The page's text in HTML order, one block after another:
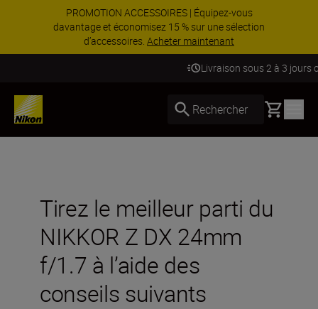
PROMOTION ACCESSOIRES | Équipez-vous
davantage et économisez 15 % sur une sélection
d’accessoires. Acheter maintenant
Livraison sous 2 à 3 jours ouvrés
Rechercher Basket
Tirez le meilleur parti du
NIKKOR Z DX 24mm
f/1.7 à l’aide des
conseils suivants